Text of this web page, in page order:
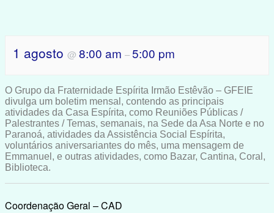
1 agosto @ 8:00 am –5:00 pm
O Grupo da Fraternidade Espírita Irmão Estêvão – GFEIE
divulga um boletim mensal, contendo as principais
atividades da Casa Espírita, como Reuniões Públicas /
Palestrantes / Temas, semanais, na Sede da Asa Norte e no
Paranoá, atividades da Assistência Social Espírita,
voluntários aniversariantes do mês, uma mensagem de
Emmanuel, e outras atividades, como Bazar, Cantina, Coral,
Biblioteca.
Coordenação Geral – CAD